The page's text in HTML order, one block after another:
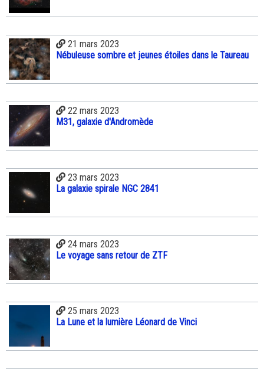
21 mars 2023
Nébuleuse sombre et jeunes étoiles dans le Taureau
22 mars 2023
M31, galaxie d'Andromède
23 mars 2023
La galaxie spirale NGC 2841
24 mars 2023
Le voyage sans retour de ZTF
25 mars 2023
La Lune et la lumière Léonard de Vinci